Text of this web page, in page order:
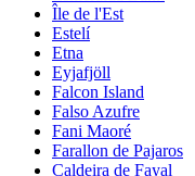
Île de l'Est
Estelí
Etna
Eyjafjöll
Falcon Island
Falso Azufre
Fani Maoré
Farallon de Pajaros
Caldeira de Fayal